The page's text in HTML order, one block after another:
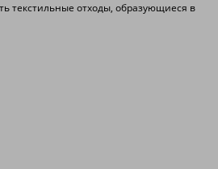
текстильные отходы, образующиеся в